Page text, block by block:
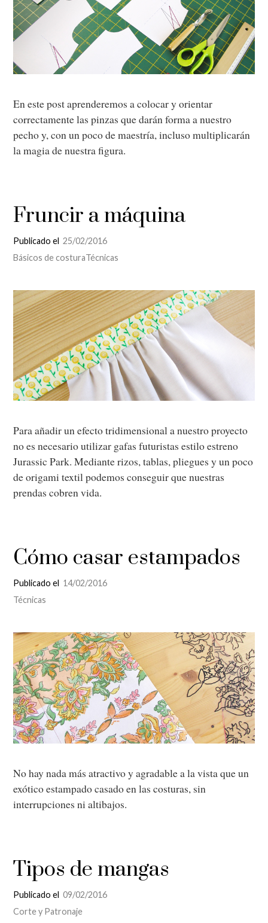
En este post aprenderemos a colocar y orientar
correctamente las pinzas que darán forma a nuestro
pecho y, con un poco de maestría, incluso multiplicarán
la magia de nuestra figura.
Fruncir a máquina
Publicado el 25/02/2016
Básicos de costuraTécnicas
Para añadir un efecto tridimensional a nuestro proyecto
no es necesario utilizar gafas futuristas estilo estreno
Jurassic Park. Mediante rizos, tablas, pliegues y un poco
de origami textil podemos conseguir que nuestras
prendas cobren vida.
Cómo casar estampados
Publicado el 14/02/2016
Técnicas
No hay nada más atractivo y agradable a la vista que un
exótico estampado casado en las costuras, sin
interrupciones ni altibajos.
Tipos de mangas
Publicado el 09/02/2016
Corte y Patronaje